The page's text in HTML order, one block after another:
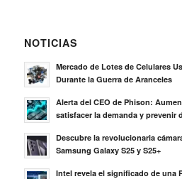
NOTICIAS
Mercado de Lotes de Celulares
Durante la Guerra de Aranceles
Alerta del CEO de Phison:
satisfacer la demanda y prevenir
Descubre la revolucionaria
Samsung Galaxy S25 y S25+
Intel revela el significado de una